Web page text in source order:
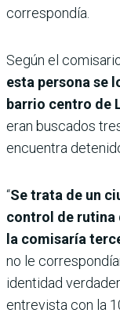
correspondía.
Según el
esta persona se
barrio centro de
eran buscados
encuentra
“Se trata de un
control de rutina
la comisaría
no le
identidad
entrevista con la